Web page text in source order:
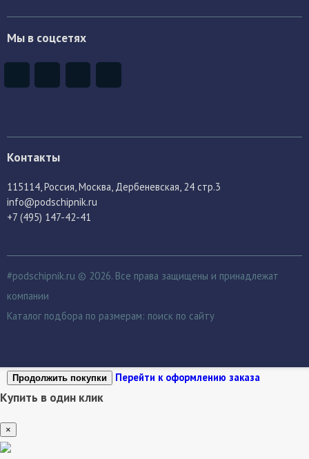
Мы в соцсетях
Контакты
115114 , Россия, Москва, Дербеневская, 24 стр.3
info@podschipnik.ru
+7 (495) 147-42-41
#podschipnik.ru © 2026. Все права защищены и принадлежат
компании
Каталог подбора по размерам: поиск по сайту
Продолжить покупки Перейти к оформлению заказа
Купить в один клик
×